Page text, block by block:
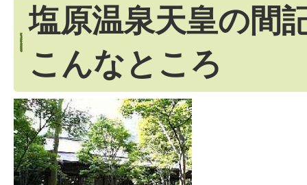
塩原温泉天皇の間
こんなところ